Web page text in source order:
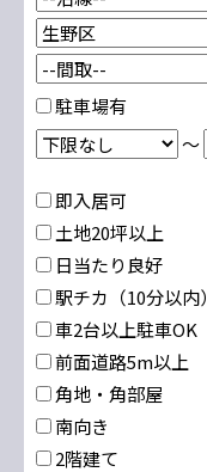
駐車場有
～
即入居可
土地20坪以上
日当たり良好
駅チカ（10分以内）
車2台以上駐車OK
前面道路5m以上
角地・角部屋
南向き
2階建て